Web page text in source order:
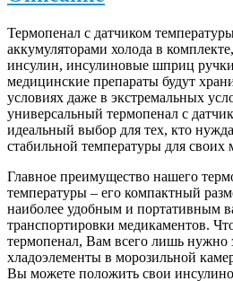
Термопенал с датчиком
аккумуляторами холода в
инсулин, инсулиновые шприц
медицинские препараты будут
условиях даже в экстремальных
универсальный термопенал c
идеальный выбор для тех, кто
стабильной температуры для своих
Главное преимущество нашего
температуры – его компактный
наиболее удобным и портативным
транспортировки медикаментов.
термопенал, Вам всего лишь нужно
хладоэлементы в морозильной
Вы можете положить свои